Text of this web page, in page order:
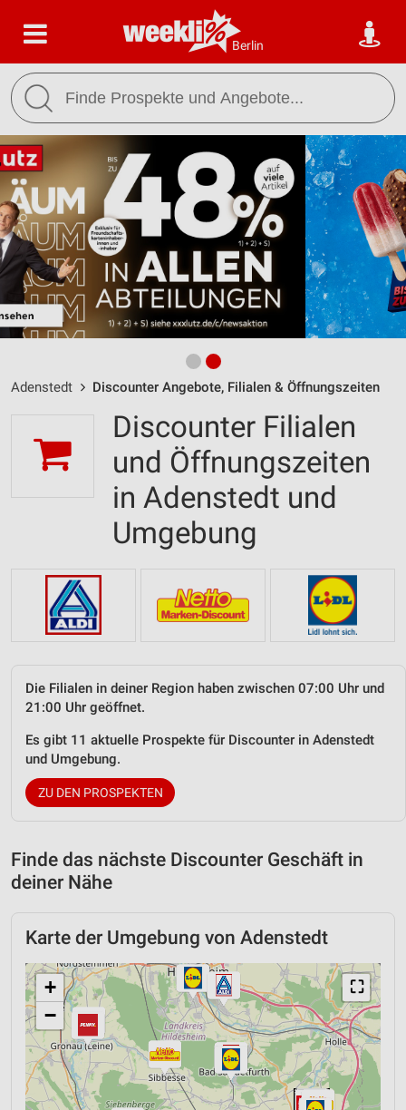
Berlin
Adenstedt Discounter Angebote, Filialen & Öffnungszeiten
Discounter Filialen
und Öffnungszeiten
in Adenstedt und
Umgebung
Die Filialen in deiner Region haben zwischen 07:00 Uhr und
21:00 Uhr geöffnet.
Es gibt 11 aktuelle Prospekte für Discounter in Adenstedt
und Umgebung.
ZU DEN PROSPEKTEN
Finde das nächste Discounter Geschäft in
deiner Nähe
Karte der Umgebung von Adenstedt
⛶
+
−